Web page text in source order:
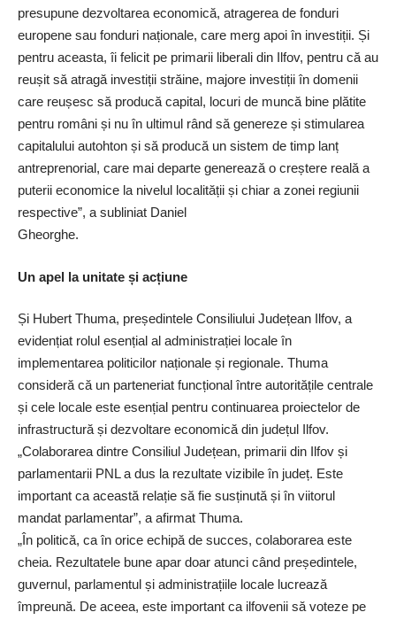
presupune dezvoltarea economică, atragerea de fonduri
europene sau fonduri naționale, care merg apoi în investiții. Și
pentru aceasta, îi felicit pe primarii liberali din Ilfov, pentru că au
reușit să atragă investiții străine, majore investiții în domenii
care reușesc să producă capital, locuri de muncă bine plătite
pentru români și nu în ultimul rând să genereze și stimularea
capitalului autohton și să producă un sistem de timp lanț
antreprenorial, care mai departe generează o creștere reală a
puterii economice la nivelul localității și chiar a zonei regiunii
respective”, a subliniat Daniel
Gheorghe.
Un apel la unitate și acțiune
Și Hubert Thuma, președintele Consiliului Județean Ilfov, a
evidențiat rolul esențial al administrației locale în
implementarea politicilor naționale și regionale. Thuma
consideră că un parteneriat funcțional între autoritățile centrale
și cele locale este esențial pentru continuarea proiectelor de
infrastructură și dezvoltare economică din județul Ilfov.
„Colaborarea dintre Consiliul Județean, primarii din Ilfov și
parlamentarii PNL a dus la rezultate vizibile în județ. Este
important ca această relație să fie susținută și în viitorul
mandat parlamentar”, a afirmat Thuma.
„În politică, ca în orice echipă de succes, colaborarea este
cheia. Rezultatele bune apar doar atunci când președintele,
guvernul, parlamentul și administrațiile locale lucrează
împreună. De aceea, este important ca ilfovenii să voteze pe